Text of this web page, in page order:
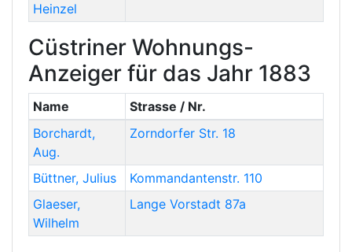
Heinzel
Cüstriner Wohnungs-
Anzeiger für das Jahr 1883
Name
Strasse / Nr.
Borchardt,
Aug.
Zorndorfer Str. 18
Büttner, Julius
Kommandantenstr. 110
Glaeser,
Wilhelm
Lange Vorstadt 87a